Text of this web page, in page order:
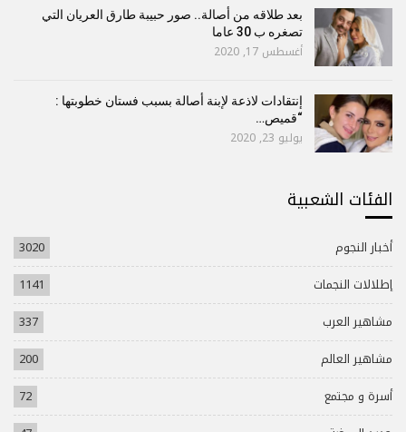
بعد طلاقه من أصالة.. صور حبيبة طارق العريان التي
تصغره ب 30 عاما
أغسطس 17, 2020
إنتقادات لاذعة لإبنة أصالة بسبب فستان خطوبتها :
“قميص…
يوليو 23, 2020
الفئات الشعبية
أخبار النجوم
3020
إطلالات النجمات
1141
مشاهير العرب
337
مشاهير العالم
200
أسرة و مجتمع
72